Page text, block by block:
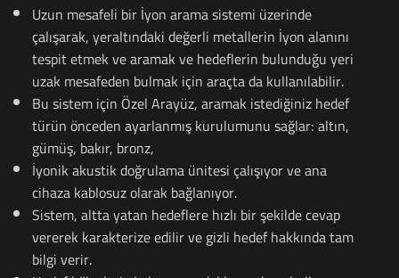
Uzun mesafeli bir İyon arama sistemi üzerinde
çalışarak, yeraltındaki değerli metallerin İyon alanını
tespit etmek ve aramak ve hedeflerin bulunduğu yeri
uzak mesafeden bulmak için araçta da kullanılabilir.
Bu sistem için Özel Arayüz, aramak istediğiniz hedef
türün önceden ayarlanmış kurulumunu sağlar: altın,
gümüş, bakır, bronz,
İyonik akustik doğrulama ünitesi çalışıyor ve ana
cihaza kablosuz olarak bağlanıyor.
Sistem, altta yatan hedeflere hızlı bir şekilde cevap
vererek karakterize edilir ve gizli hedef hakkında tam
bilgi verir.